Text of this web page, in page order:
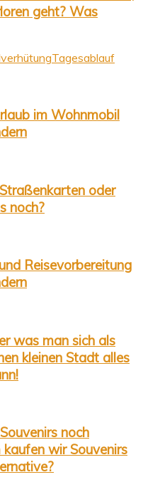
geht? Was
Tagesablauf
im Wohnmobil
oder
noch?
Reisevorbereitung
was man sich als
kleinen Stadt alles
noch
wir Souvenirs